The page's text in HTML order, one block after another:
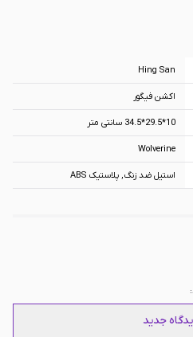
Hing San
اکشن فیگور
10*29.5*34.5 سانتی متر
Wolverine
استیل ضد زنگ, پلاستیک ABS
جدید